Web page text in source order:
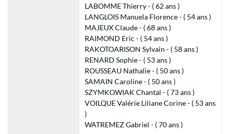
LABOMME Thierry - ( 62 ans )
LANGLOIS Manuela Florence - ( 54 ans )
MAJEUX Claude - ( 68 ans )
RAIMOND Eric - ( 54 ans )
RAKOTOARISON Sylvain - ( 58 ans )
RENARD Sophie - ( 53 ans )
ROUSSEAU Nathalie - ( 50 ans )
SAMAIN Caroline - ( 50 ans )
SZYMKOWIAK Chantal - ( 73 ans )
VOILQUE Valérie Liliane Corine - ( 53 ans
)
WATREMEZ Gabriel - ( 70 ans )